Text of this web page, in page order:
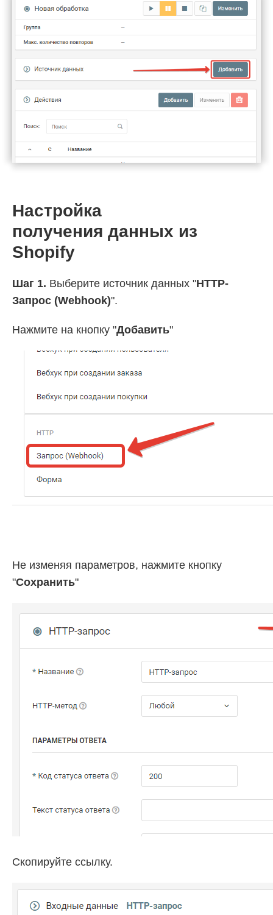
Настройка
получения данных из
Shopify
Шаг 1. Выберите источник данных "HTTP-
Запрос (Webhook)".
Нажмите на кнопку "Добавить"
Не изменяя параметров, нажмите кнопку
"Сохранить"
Скопируйте ссылку.